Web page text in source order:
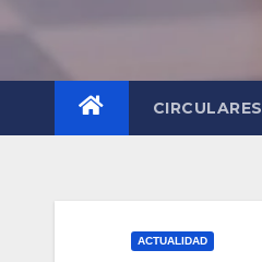
CIRCULARES
ACTUALIDAD